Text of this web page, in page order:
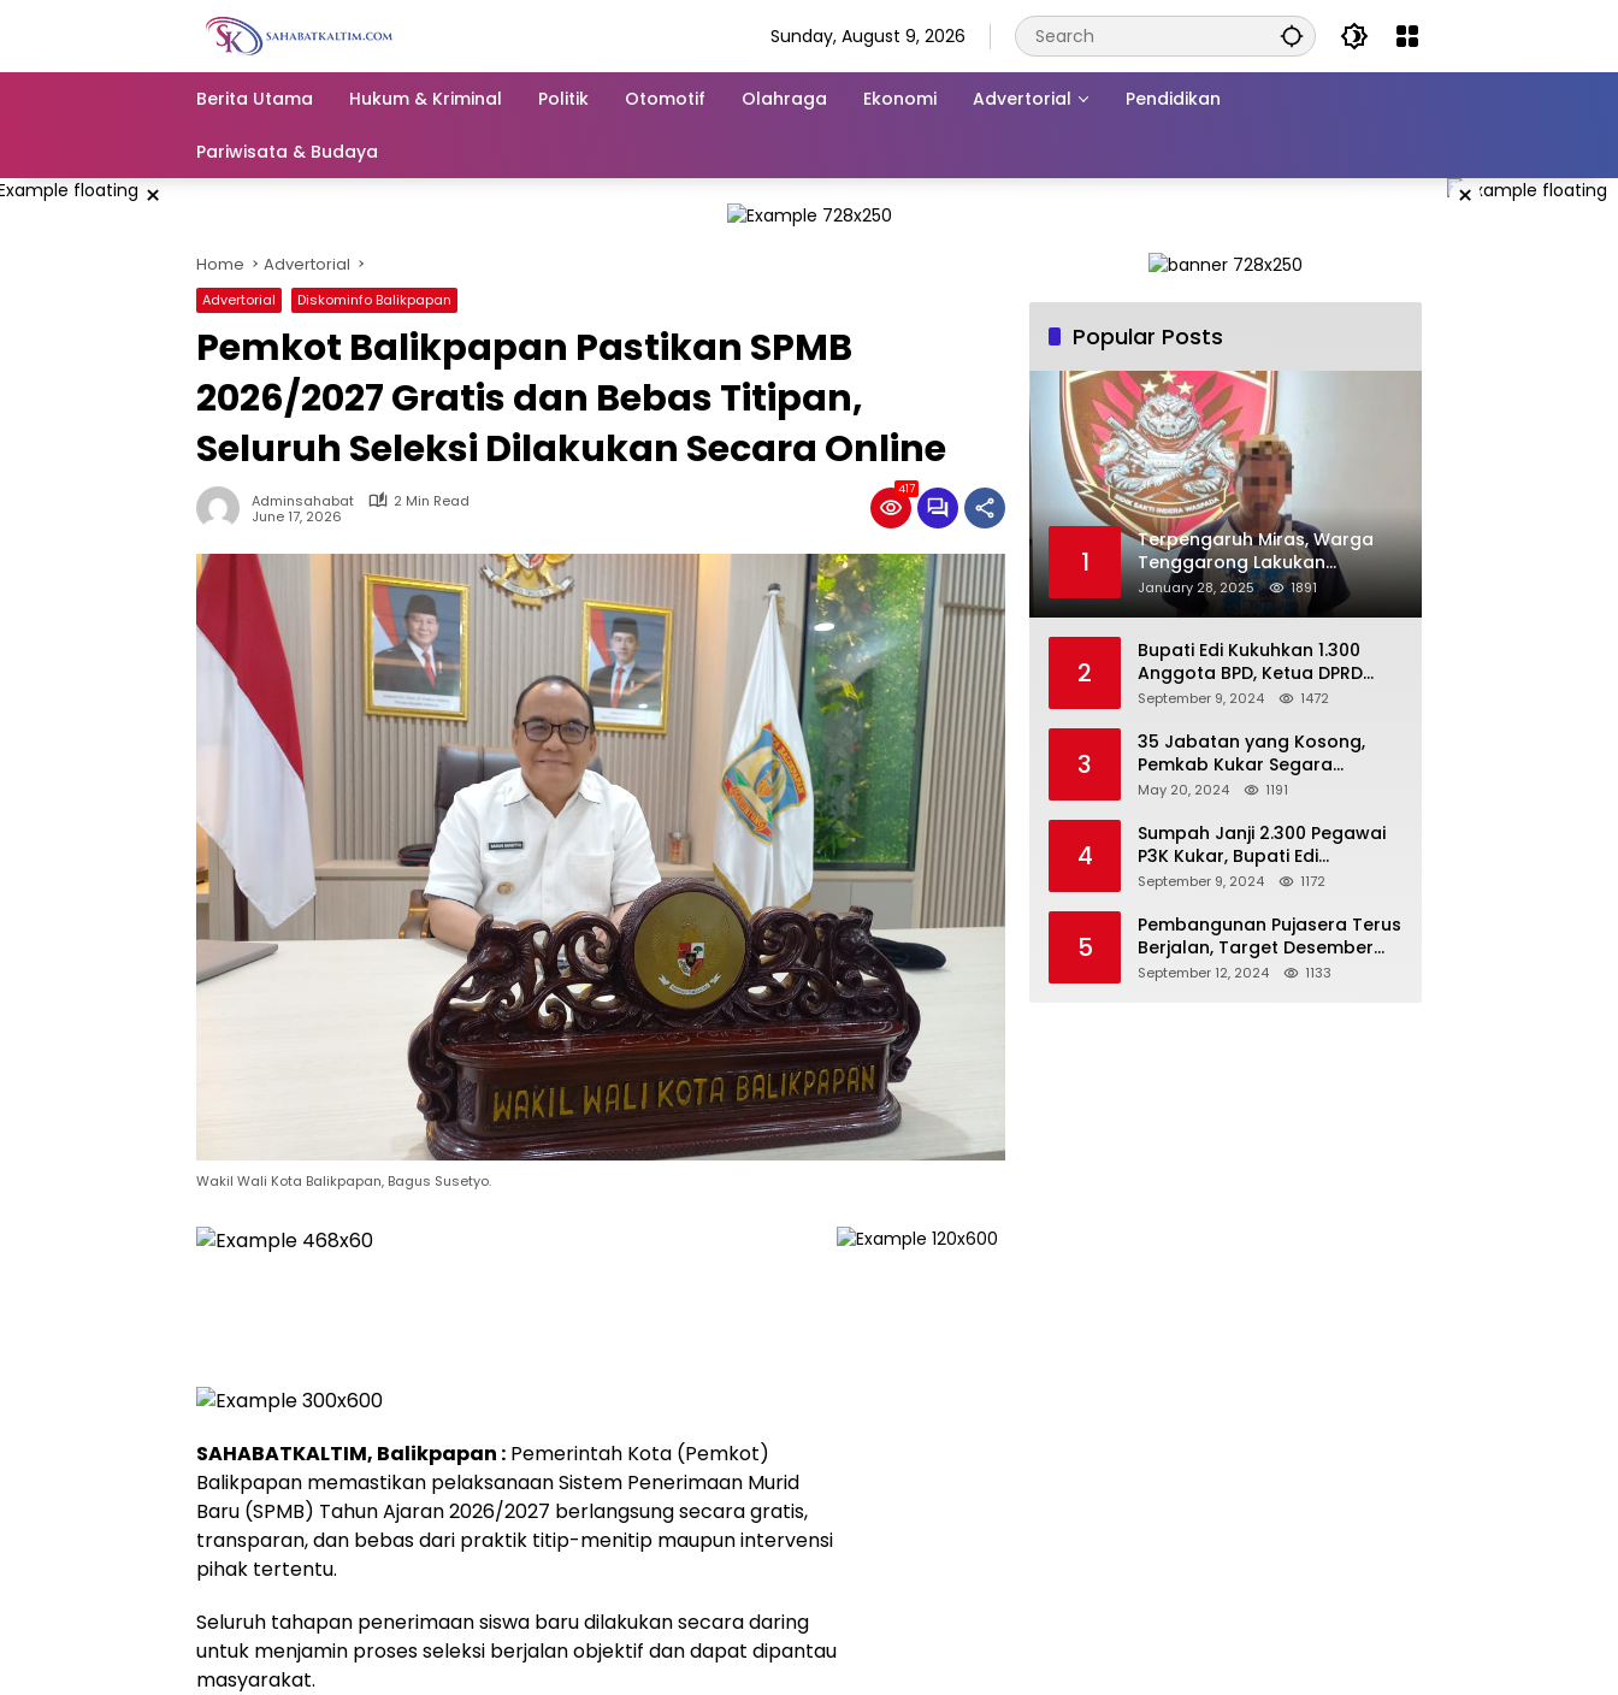
Sunday, August 9, 2026
Berita Utama Hukum & Kriminal Politik Otomotif Olahraga Ekonomi Advertorial Pendidikan
Pariwisata & Budaya
× ×
Home Advertorial
Advertorial Diskominfo Balikpapan
Pemkot Balikpapan Pastikan SPMB
2026/2027 Gratis dan Bebas Titipan,
Seluruh Seleksi Dilakukan Secara Online
Adminsahabat
2 Min Read
June 17, 2026
417
Wakil Wali Kota Balikpapan, Bagus Susetyo.
SAHABATKALTIM, Balikpapan : Pemerintah Kota (Pemkot)
Balikpapan memastikan pelaksanaan Sistem Penerimaan Murid
Baru (SPMB) Tahun Ajaran 2026/2027 berlangsung secara gratis,
transparan, dan bebas dari praktik titip-menitip maupun intervensi
pihak tertentu.
Seluruh tahapan penerimaan siswa baru dilakukan secara daring
untuk menjamin proses seleksi berjalan objektif dan dapat dipantau
masyarakat.
Popular Posts
1
Terpengaruh Miras, Warga
Tenggarong Lakukan
Penganiayaan Kepada
Teman Sendiri
January 28, 2025 1891
2
Bupati Edi Kukuhkan 1.300
Anggota BPD, Ketua DPRD
Kukar : Lakukan Tupoksi
Pembangunan Secara Merata
September 9, 2024 1472
3
35 Jabatan yang Kosong,
Pemkab Kukar Segara
Mencari Pejabat yang
May 20, 2024 1191
4
Sumpah Janji 2.300 Pegawai
P3K Kukar, Bupati Edi
Damansyah Ingatkan
September 9, 2024 1172
5
Pembangunan Pujasera Terus
Berjalan, Target Desember
2024 Rampung
September 12, 2024 1133